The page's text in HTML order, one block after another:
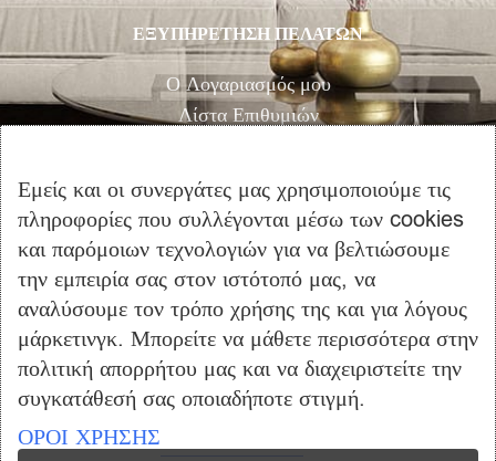
ΕΞΥΠΗΡΕΤΗΣΗ ΠΕΛΑΤΩΝ
Ο Λογαριασμός μου
Λίστα Επιθυμιών
Καλάθι Αγορών
Επικοινωνία
ΠΛΗΡΟΦΟΡΙΕΣ
Όροι Χρήσης
Τρόποι Πληρωμής – Αποστολής
Προσωπικά Δεδομένα
Πολιτική Επιστροφής Προϊόντων
Εμείς και οι συνεργάτες μας χρησιμοποιούμε τις
πληροφορίες που συλλέγονται μέσω των cookies
και παρόμοιων τεχνολογιών για να βελτιώσουμε
την εμπειρία σας στον ιστότοπό μας, να
αναλύσουμε τον τρόπο χρήσης της και για λόγους
μάρκετινγκ. Μπορείτε να μάθετε περισσότερα στην
πολιτική απορρήτου μας και να διαχειριστείτε την
συγκατάθεσή σας οποιαδήποτε στιγμή.
ΟΡΟΙ ΧΡΗΣΗΣ